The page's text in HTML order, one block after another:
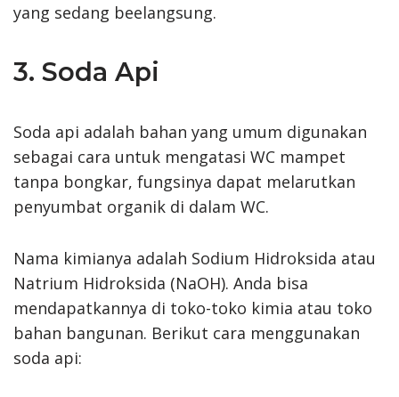
yang sedang beelangsung.
3. Soda Api
Soda api adalah bahan yang umum digunakan
sebagai cara untuk mengatasi WC mampet
tanpa bongkar, fungsinya dapat melarutkan
penyumbat organik di dalam WC.
Nama kimianya adalah Sodium Hidroksida atau
Natrium Hidroksida (NaOH). Anda bisa
mendapatkannya di toko-toko kimia atau toko
bahan bangunan. Berikut cara menggunakan
soda api: